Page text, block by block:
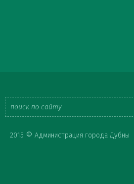
2015 © Администрация города Дубны